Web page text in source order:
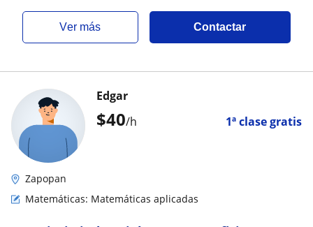
ver más Contactar
$40/h 1ª clase gratis
Edgar
Zapopan
Matemáticas: Matemáticas aplicadas